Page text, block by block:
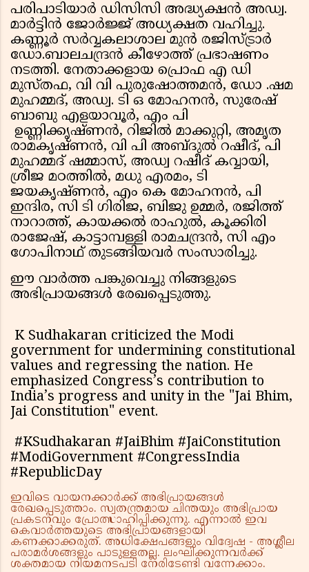
പരിപാടിയാർ ഡിസിസി അദ്ധ്യക്ഷൻ അഡ്വ.
മാർട്ടിൻ ജോർജ്ജ് അധ്യക്ഷത വഹിച്ചു.
കണ്ണൂർ സർവ്വകലാശാല മുൻ രജിസ്ട്രാർ
ഡോ.ബാലചന്ദ്രൻ കീഴോത്ത് പ്രഭാഷണം
നടത്തി. നേതാക്കളായ പ്രൊഫ എ ഡി
മുസ്തഫ, വി വി പുരുഷോത്തമൻ, ഡോ .ഷമ
മുഹമ്മദ്, അഡ്വ. ടി ഒ മോഹനൻ, സുരേഷ്
ബാബു എളയാവൂർ, എം പി
ഉണ്ണിക്കൃഷ്ണൻ, റിജിൽ മാക്കുറ്റി, അമൃത
രാമകൃഷ്ണൻ, വി പി അബ്ദുൽ റഷീദ്, പി
മുഹമ്മദ് ഷമ്മാസ്, അഡ്വ റഷീദ് കവ്വായി,
ശ്രീജ മഠത്തിൽ, മധു എരമം, ടി
ജയകൃഷ്‌ണൻ, എം കെ മോഹനൻ, പി
ഇന്ദിര, സി ടി ഗിരിജ, ബിജു ഉമ്മർ, രജിത്ത്
നാറാത്ത്, കായക്കൽ രാഹുൽ, കൂക്കിരി
രാജേഷ്, കാട്ടാമ്പള്ളി രാമചന്ദ്രൻ, സി എം
ഗോപിനാഥ് തുടങ്ങിയവർ സംസാരിച്ചു.
ഈ വാർത്ത പങ്കുവെച്ചു നിങ്ങളുടെ
അഭിപ്രായങ്ങൾ രേഖപ്പെടുത്തു.
K Sudhakaran criticized the Modi
government for undermining constitutional
values and regressing the nation. He
emphasized Congress’s contribution to
India’s progress and unity in the "Jai Bhim,
Jai Constitution" event.
#KSudhakaran #JaiBhim #JaiConstitution
#ModiGovernment #CongressIndia
#RepublicDay
ഇവിടെ വായനക്കാർക്ക് അഭിപ്രായങ്ങൾ
രേഖപ്പെടുത്താം. സ്വതന്ത്രമായ ചിന്തയും അഭിപ്രായ
പ്രകടനവും പ്രോത്സാഹിപ്പിക്കുന്നു. എന്നാൽ ഇവ
കെവാർത്തയുടെ അഭിപ്രായങ്ങളായി
കണക്കാക്കരുത്. അധിക്ഷേപങ്ങളും വിദ്വേഷ - അശ്ലീല
പരാമർശങ്ങളും പാടുള്ളതല്ല. ലംഘിക്കുന്നവർക്ക്
ശക്തമായ നിയമനടപടി നേരിടേണ്ടി വന്നേക്കാം.